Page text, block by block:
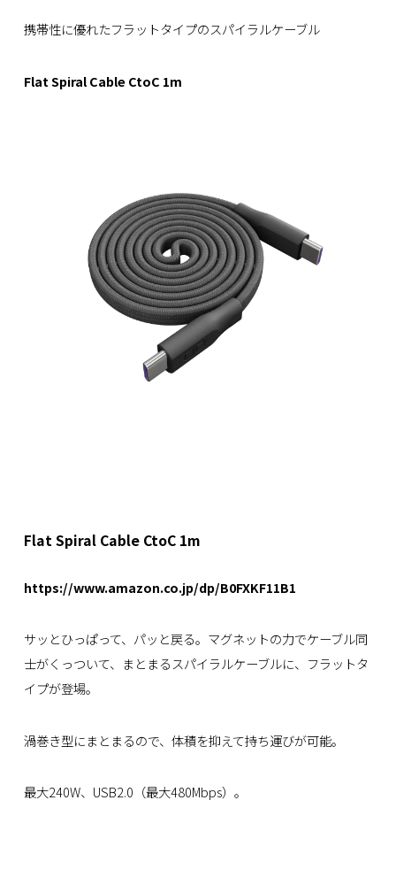
携帯性に優れたフラットタイプのスパイラルケーブル
Flat Spiral Cable CtoC 1m
Flat Spiral Cable CtoC 1m
https://www.amazon.co.jp/dp/B0FXKF11B1
サッとひっぱって、パッと戻る。マグネットの力でケーブル同
士がくっついて、まとまるスパイラルケーブルに、フラットタ
イプが登場。
渦巻き型にまとまるので、体積を抑えて持ち運びが可能。
最大240W、USB2.0（最大480Mbps）。